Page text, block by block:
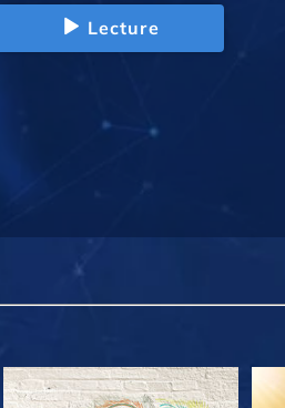
Lecture